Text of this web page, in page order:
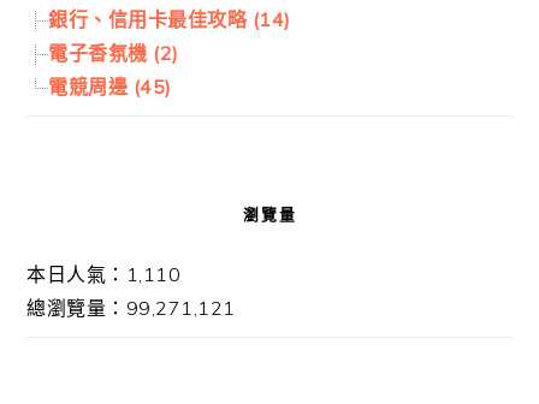
銀行、信用卡最佳攻略 (14)
電子香氛機 (2)
電競周邊 (45)
瀏覽量
本日人氣：1,110
總瀏覽量：99,271,121